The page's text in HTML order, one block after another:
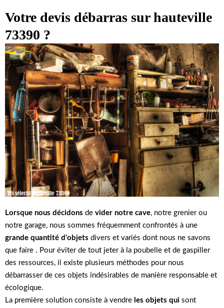
Votre devis débarras sur hauteville
73390 ?
Lorsque nous décidons de vider notre cave, notre grenier ou
notre garage, nous sommes fréquemment confrontés à une
grande quantité d’objets divers et variés dont nous ne savons
que faire . Pour éviter de tout jeter à la poubelle et de gaspiller
des ressources, il existe plusieurs méthodes pour nous
débarrasser de ces objets indésirables de manière responsable et
écologique.
La première solution consiste à vendre les objets qui sont